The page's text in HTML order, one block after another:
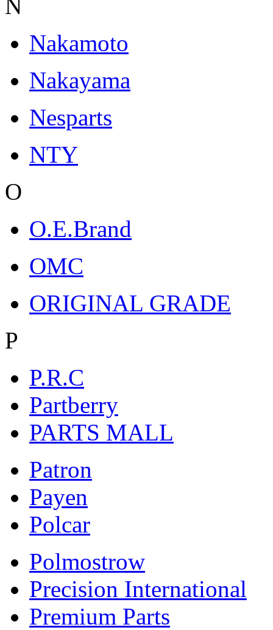
N
Nakamoto
Nakayama
Nesparts
NTY
O
O.E.Brand
OMC
ORIGINAL GRADE
P
P.R.C
Partberry
PARTS MALL
Patron
Payen
Polcar
Polmostrow
Precision International
Premium Parts